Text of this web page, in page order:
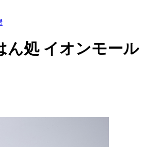
ん処 イオンモール